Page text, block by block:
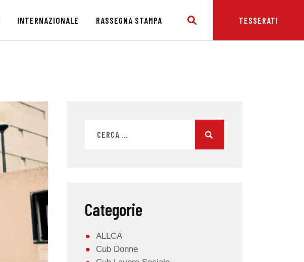
INTERNAZIONALE RASSEGNA STAMPA TESSERATI
Categorie
ALLCA
Cub Donne